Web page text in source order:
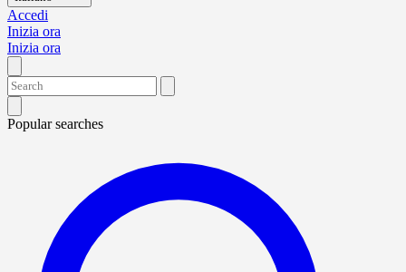
Accedi
Inizia ora
Inizia ora
Popular searches